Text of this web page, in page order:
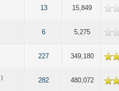
13 15,849
6 5,275
227 349,180
)
282 480,072